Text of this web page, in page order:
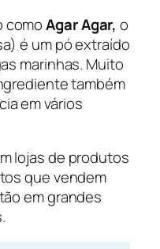
comoAgar Agar, o
é um pó extraído
marinhas. Muito
também
em vários
lojas de produtos
que vendem
em grandes